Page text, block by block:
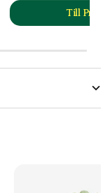
Till
utseende